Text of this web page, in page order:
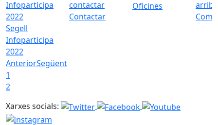
Segell
Infoparticipa
2022
Contactar
Oficines
Com
AnteriorSegüent
1
2
Xarxes socials: